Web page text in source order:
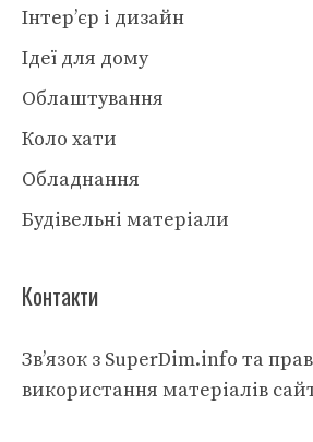
Інтер’єр і дизайн
Ідеї для дому
Облаштування
Коло хати
Обладнання
Будівельні матеріали
Контакти
Зв’язок з SuperDim.info та
використання матеріалів